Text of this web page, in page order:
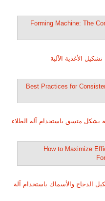
الأغذية الآلية
بشكل متسق باستخدام آلة الطلاء
الدجاج والأسماك باستخدام آلة